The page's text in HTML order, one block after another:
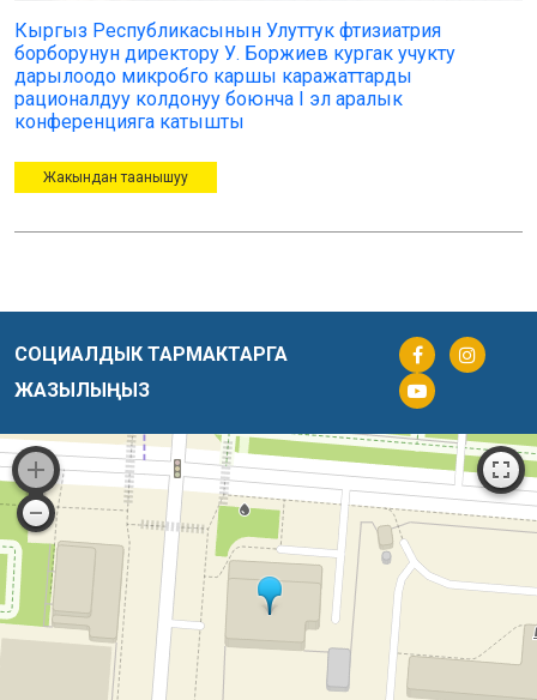
Кыргыз Республикасынын Улуттук фтизиатрия
борборунун директору У. Боржиев кургак учукту
дарылоодо микробго каршы каражаттарды
рационалдуу колдонуу боюнча I эл аралык
конференцияга катышты
Жакындан таанышуу
СОЦИАЛДЫК ТАРМАКТАРГА
ЖАЗЫЛЫҢЫЗ